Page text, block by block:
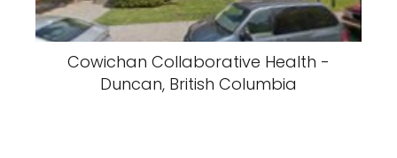
Cowichan Collaborative Health -
Duncan, British Columbia